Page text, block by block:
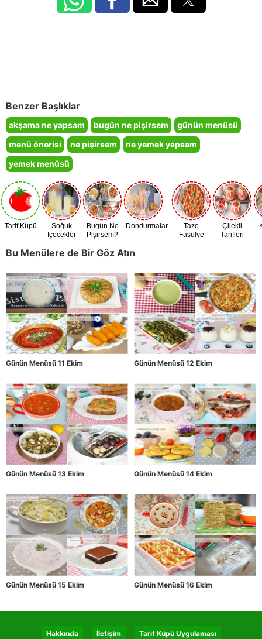
Benzer Başlıklar
akşama ne yapsam bugün ne pişirsem
günün menüsü
menü önerisi
ne pişirsem
ne yemek yapsam
yemek menüsü
Tarif Küpü
Soğuk
İçecekler
Bugün Ne
Pişirsem?
Dondurmalar
Taze
Fasulye
Çilekli
Tarifleri
Bu Menülere de Bir Göz Atın
Günün Menüsü 11 Ekim Günün Menüsü 12 Ekim
Günün Menüsü 13 Ekim Günün Menüsü 14 Ekim
Günün Menüsü 15 Ekim Günün Menüsü 16 Ekim
Hakkında İletişim Tarif Küpü Uygulaması